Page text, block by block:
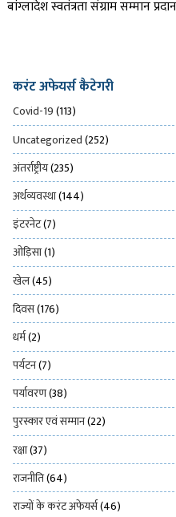
बांग्लादेश स्वतंत्रता संग्राम सम्मान
करंट अफेयर्स कैटेगरी
Covid-19(113)
Uncategorized(252)
अंतर्राष्ट्रीय(235)
अर्थव्यवस्था(144)
इंटरनेट(7)
ओड़िसा(1)
खेल(45)
दिवस(176)
धर्म(2)
पर्यटन(7)
पर्यावरण(38)
पुरस्कार एवं सम्मान(22)
रक्षा(37)
राजनीति(64)
राज्यों के करंट अफेयर्स(46)